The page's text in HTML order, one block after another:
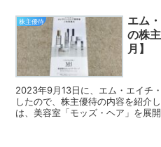
株主優待
エム
の株
月】
2023年9月13日に、エム・エイチ
したので、株主優待の内容を紹介
は、美容室「モッズ・ヘア」を展